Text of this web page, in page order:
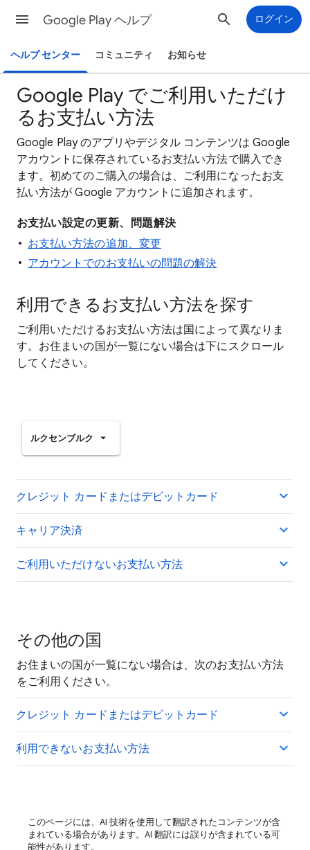
Google Play ヘルプ ログイン
ヘルプ センター コミュニティ お知らせ
Google Play でご利用いただけ
るお支払い方法
Google Play のアプリやデジタル コンテンツは Google
アカウントに保存されているお支払い方法で購入でき
ます。初めてのご購入の場合は、ご利用になったお支
払い方法が Google アカウントに追加されます。
お支払い設定の更新、問題解決
お支払い方法の追加、変更
アカウントでのお支払いの問題の解決
利用できるお支払い方法を探す
ご利用いただけるお支払い方法は国によって異なりま
す。お住まいの国が一覧にない場合は下にスクロール
してください。
ルクセンブルク
クレジット カードまたはデビットカード
キャリア決済
ご利用いただけないお支払い方法
その他の国
お住まいの国が一覧にない場合は、次のお支払い方法
をご利用ください。
クレジット カードまたはデビットカード
利用できないお支払い方法
このページには、AI 技術を使用して翻訳されたコンテンツが含
まれている場合があります。AI 翻訳には誤りが含まれている可
能性があります。